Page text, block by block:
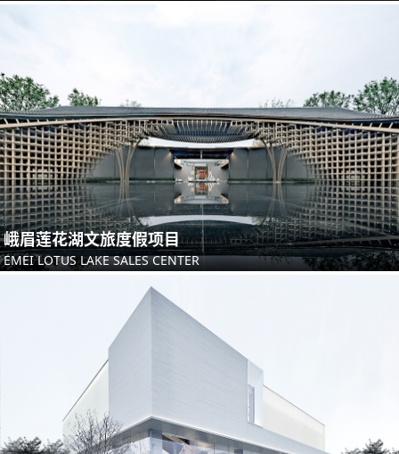
峨眉莲花湖文旅度假项目
EMEI LOTUS LAKE SALES CENTER